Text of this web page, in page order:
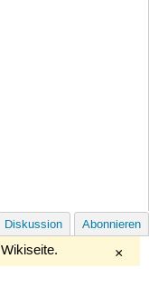
Diskussion Abonnieren
×